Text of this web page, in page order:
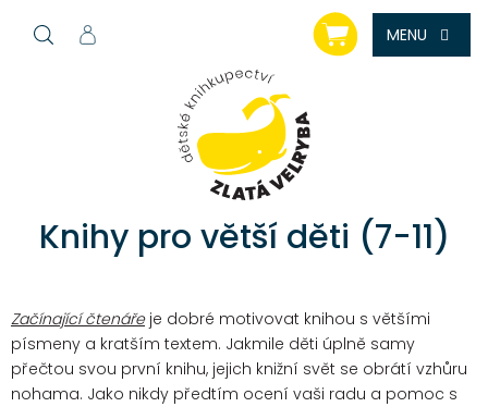
NÁKUPNÍ
KOŠÍK
Knihy pro větší děti (7-11)
Začínající čtenářeje dobré motivovat knihou s většími
písmeny a kratším textem. Jakmile děti úplně samy
přečtou svou první knihu, jejich knižní svět se obrátí vzhůru
nohama. Jako nikdy předtím ocení vaši radu a pomoc s